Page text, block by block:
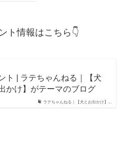
ト情報はこちら👇
ラテちゃんねる｜【犬とお出かけ】...
ト | ラテちゃんねる｜【犬
かけ】がテーマのブログ